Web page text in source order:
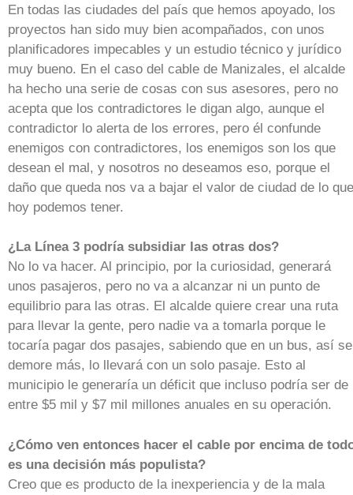
En todas las ciudades del país que hemos apoyado, los
proyectos han sido muy bien acompañados, con unos
planificadores impecables y un estudio técnico y jurídico
muy bueno. En el caso del cable de Manizales, el alcalde
ha hecho una serie de cosas con sus asesores, pero no
acepta que los contradictores le digan algo, aunque el
contradictor lo alerta de los errores, pero él confunde
enemigos con contradictores, los enemigos son los que
desean el mal, y nosotros no deseamos eso, porque el
daño que queda nos va a bajar el valor de ciudad de lo que
hoy podemos tener.
¿La Línea 3 podría subsidiar las otras dos?
No lo va hacer. Al principio, por la curiosidad, generará
unos pasajeros, pero no va a alcanzar ni un punto de
equilibrio para las otras. El alcalde quiere crear una ruta
para llevar la gente, pero nadie va a tomarla porque le
tocaría pagar dos pasajes, sabiendo que en un bus, así se
demore más, lo llevará con un solo pasaje. Esto al
municipio le generaría un déficit que incluso podría ser de
entre $5 mil y $7 mil millones anuales en su operación.
¿Cómo ven entonces hacer el cable por encima de
es una decisión más populista?
Creo que es producto de la inexperiencia y de la mala